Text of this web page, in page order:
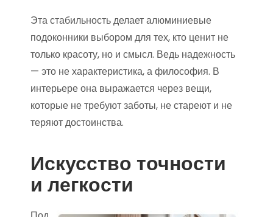
Эта стабильность делает алюминиевые
подоконники выбором для тех, кто ценит не
только красоту, но и смысл. Ведь надежность
— это не характеристика, а философия. В
интерьере она выражается через вещи,
которые не требуют заботы, не стареют и не
теряют достоинства.
Искусство точности
и легкости